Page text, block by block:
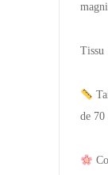
Tissu
de 70